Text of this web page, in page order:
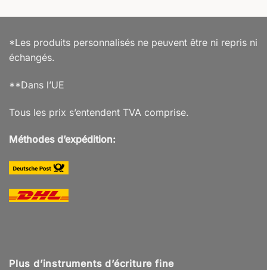
*Les produits personnalisés ne peuvent être ni repris ni
échangés.
**Dans l’UE
Tous les prix s’entendent TVA comprise.
Méthodes d’expédition:
Plus d’instruments d’écriture fine